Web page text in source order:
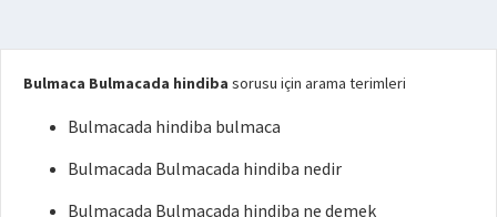
Bulmaca Bulmacada hindiba sorusu için arama terimleri
Bulmacada hindiba bulmaca
Bulmacada Bulmacada hindiba nedir
Bulmacada Bulmacada hindiba ne demek